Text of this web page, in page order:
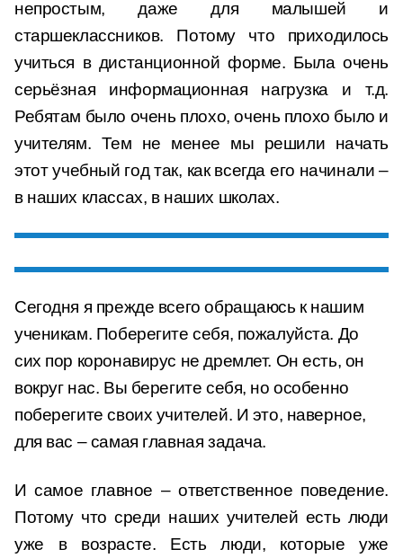
непростым, даже для малышей и
старшеклассников. Потому что приходилось
учиться в дистанционной форме. Была очень
серьёзная информационная нагрузка и т.д.
Ребятам было очень плохо, очень плохо было и
учителям. Тем не менее мы решили начать
этот учебный год так, как всегда его начинали –
в наших классах, в наших школах.
Сегодня я прежде всего обращаюсь к нашим
ученикам. Поберегите себя, пожалуйста. До
сих пор коронавирус не дремлет. Он есть, он
вокруг нас. Вы берегите себя, но особенно
поберегите своих учителей. И это, наверное,
для вас – самая главная задача.
И самое главное – ответственное поведение.
Потому что среди наших учителей есть люди
уже в возрасте. Есть люди, которые уже